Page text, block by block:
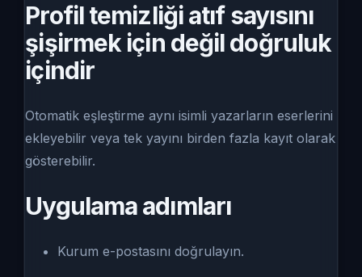
Profil temizliği atıf sayısını
şişirmek için değil doğruluk
içindir
Otomatik eşleştirme aynı isimli yazarların eserlerini
ekleyebilir veya tek yayını birden fazla kayıt olarak
gösterebilir.
Uygulama adımları
Kurum e-postasını doğrulayın.